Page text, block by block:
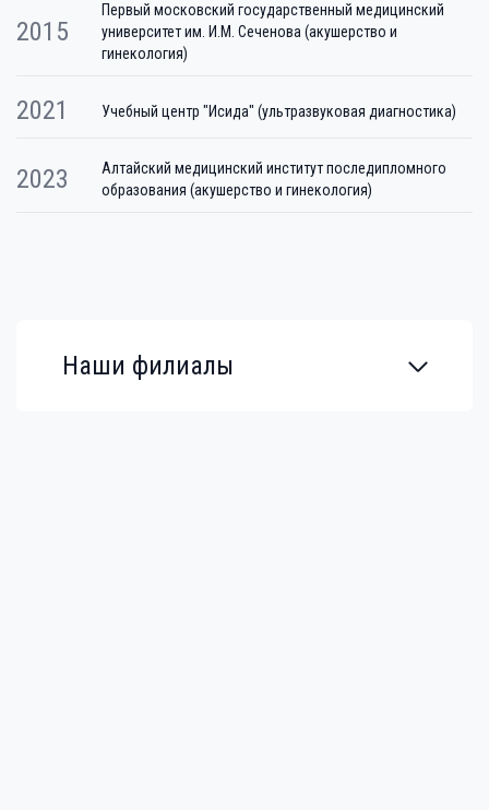
2015
Первый московский государственный медицинский
университет им. И.М. Сеченова (акушерство и
гинекология)
2021 Учебный центр "Исида" (ультразвуковая диагностика)
2023
Алтайский медицинский институт последипломного
образования (акушерство и гинекология)
Наши филиалы